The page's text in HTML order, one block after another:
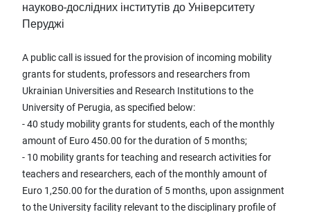
науково-дослідних інститутів до Університету
Перуджі
A public call is issued for the provision of incoming mobility
grants for students, professors and researchers from
Ukrainian Universities and Research Institutions to the
University of Perugia, as specified below:
- 40 study mobility grants for students, each of the monthly
amount of Euro 450.00 for the duration of 5 months;
- 10 mobility grants for teaching and research activities for
teachers and researchers, each of the monthly amount of
Euro 1,250.00 for the duration of 5 months, upon assignment
to the University facility relevant to the disciplinary profile of